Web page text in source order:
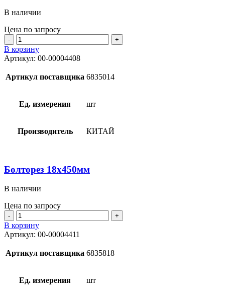
В наличии
Цена по запросу
Количество
товара
Болторез
14х350мм
В корзину
Артикул: 00-00004408
Артикул поставщика 6835014
Ед. измерения шт
Производитель КИТАЙ
Болторез 18х450мм
В наличии
Цена по запросу
Количество
товара
Болторез
18х450мм
В корзину
Артикул: 00-00004411
Артикул поставщика 6835818
Ед. измерения шт